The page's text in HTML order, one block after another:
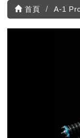
首頁 A-1